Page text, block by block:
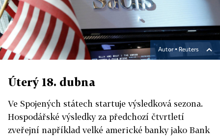
Autor ▪Reuters
Úterý 18. dubna
Ve Spojených státech startuje výsledková sezona.
Hospodářské výsledky za předchozí čtvrtletí
zveřejní například velké americké banky jako Bank